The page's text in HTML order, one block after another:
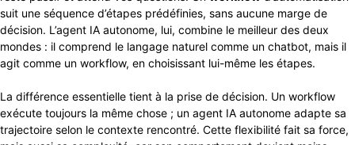
suit une séquence d’étapes prédéfinies, sans aucune marge de
décision. L’agent IA autonome, lui, combine le meilleur des deux
mondes : il comprend le langage naturel comme un chatbot, mais il
agit comme un workflow, en choisissant lui-même les étapes.
La différence essentielle tient à la prise de décision. Un workflow
exécute toujours la même chose ; un agent IA autonome adapte sa
trajectoire selon le contexte rencontré. Cette flexibilité fait sa force,